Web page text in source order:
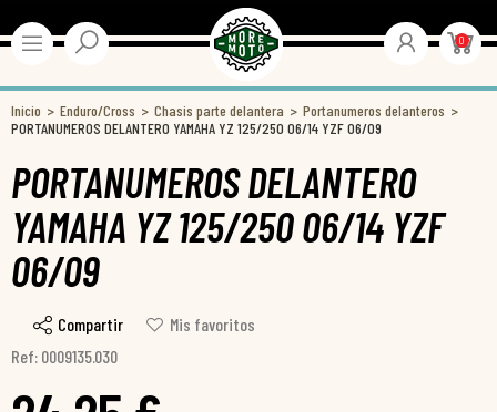
0
Inicio Enduro/Cross Chasis parte delantera
Portanumeros delanteros
PORTANUMEROS DELANTERO YAMAHA YZ 125/250 06/14 YZF 06/09
PORTANUMEROS DELANTERO
YAMAHA YZ 125/250 06/14 YZF
06/09
Compartir
Mis favoritos
Ref: 0009135.030